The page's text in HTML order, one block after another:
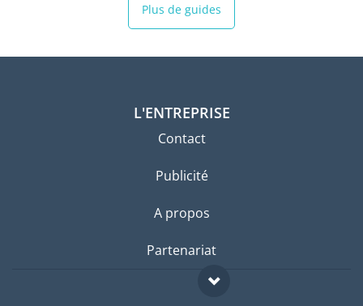
Plus de guides
L'ENTREPRISE
Contact
Publicité
A propos
Partenariat